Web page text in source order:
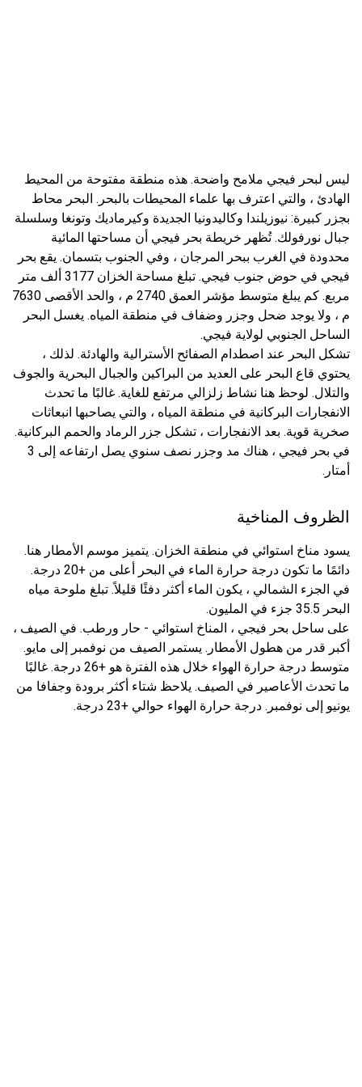
ليس لبحر فيجي ملامح واضحة. هذه منطقة مفتوحة من المحيط
الهادئ ، والتي اعترف بها علماء المحيطات بالبحر. البحر محاط
بجزر كبيرة: نيوزيلندا وكاليدونيا الجديدة وكيرماديك وتونغا وسلسلة
جبال نورفولك. تُظهر خريطة بحر فيجي أن مساحتها المائية
محدودة في الغرب ببحر المرجان ، وفي الجنوب بتسمان. يقع بحر
فيجي في حوض جنوب فيجي. تبلغ مساحة الخزان 3177 ألف متر
مربع. كم يبلغ متوسط ​​مؤشر العمق 2740 م ، والحد الأقصى 7630
م ، ولا يوجد ضحل وجزر وضفاف في منطقة المياه. يغسل البحر
الساحل الجنوبي لولاية فيجي.
تشكل البحر عند اصطدام الصفائح الأسترالية والهادئة. لذلك ،
يحتوي قاع البحر على العديد من البراكين والجبال البحرية والجوف
والتلال. لوحظ هنا نشاط زلزالي مرتفع للغاية. غالبًا ما تحدث
الانفجارات البركانية في منطقة المياه ، والتي يصاحبها انبعاثات
صخرية قوية. بعد الانفجارات ، تشكل جزر الرماد والحمم البركانية.
في بحر فيجي ، هناك مد وجزر نصف سنوي يصل ارتفاعه إلى 3
أمتار.
الظروف المناخية
يسود مناخ استوائي في منطقة الخزان. يتميز موسم الأمطار هنا.
دائمًا ما تكون درجة حرارة الماء في البحر أعلى من +20 درجة.
في الجزء الشمالي ، يكون الماء أكثر دفئًا قليلاً. تبلغ ملوحة مياه
البحر 35.5 جزء في المليون.
على ساحل بحر فيجي ، المناخ استوائي - حار ورطب. في الصيف ،
أكبر قدر من هطول الأمطار. يستمر الصيف من نوفمبر إلى مايو.
متوسط ​​درجة حرارة الهواء خلال هذه الفترة هو +26 درجة. غالبًا
ما تحدث الأعاصير في الصيف. يلاحظ شتاء أكثر برودة وجفافا من
يونيو إلى نوفمبر. درجة حرارة الهواء حوالي +23 درجة.